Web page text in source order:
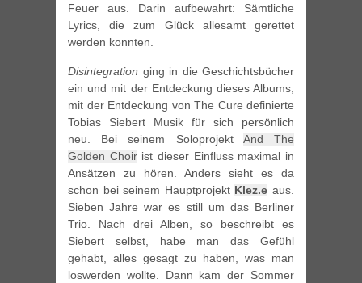
Feuer aus. Darin aufbewahrt: Sämtliche
Lyrics, die zum Glück allesamt gerettet
werden konnten.
Disintegration ging in die Geschichtsbücher
ein und mit der Entdeckung dieses Albums,
mit der Entdeckung von The Cure definierte
Tobias Siebert Musik für sich persönlich
neu. Bei seinem Soloprojekt And The
Golden Choirist dieser Einfluss maximal in
Ansätzen zu hören. Anders sieht es da
schon bei seinem Hauptprojekt Klez.e aus.
Sieben Jahre war es still um das Berliner
Trio. Nach drei Alben, so beschreibt es
Siebert selbst, habe man das Gefühl
gehabt, alles gesagt zu haben, was man
loswerden wollte. Dann kam der Sommer